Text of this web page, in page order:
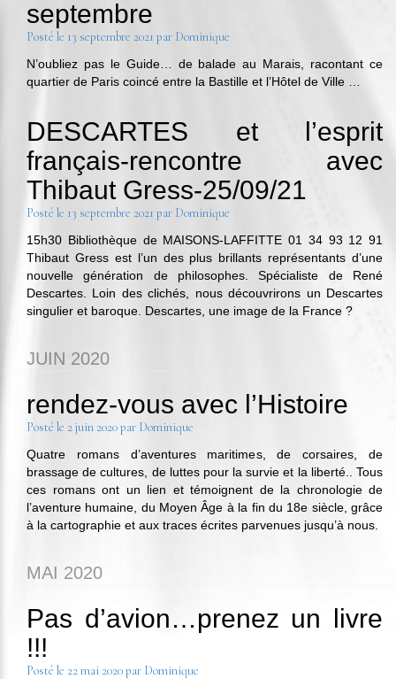
septembre
Posté le 13 septembre 2021 par Dominique
N’oubliez pas le Guide… de balade au Marais, racontant ce
quartier de Paris coincé entre la Bastille et l’Hôtel de Ville …
DESCARTES et l’esprit
français-rencontre avec
Thibaut Gress-25/09/21
Posté le 13 septembre 2021 par Dominique
15h30 Bibliothèque de MAISONS-LAFFITTE 01 34 93 12 91
Thibaut Gress est l’un des plus brillants représentants d’une
nouvelle génération de philosophes. Spécialiste de René
Descartes. Loin des clichés, nous découvrirons un Descartes
singulier et baroque. Descartes, une image de la France ?
JUIN 2020
rendez-vous avec l’Histoire
Posté le 2 juin 2020par Dominique
Quatre romans d’aventures maritimes, de corsaires, de
brassage de cultures, de luttes pour la survie et la liberté.. Tous
ces romans ont un lien et témoignent de la chronologie de
l’aventure humaine, du Moyen Âge à la fin du 18e siècle, grâce
à la cartographie et aux traces écrites parvenues jusqu’à nous.
MAI 2020
Pas d’avion…prenez un livre
!!!
Posté le 22 mai 2020par Dominique